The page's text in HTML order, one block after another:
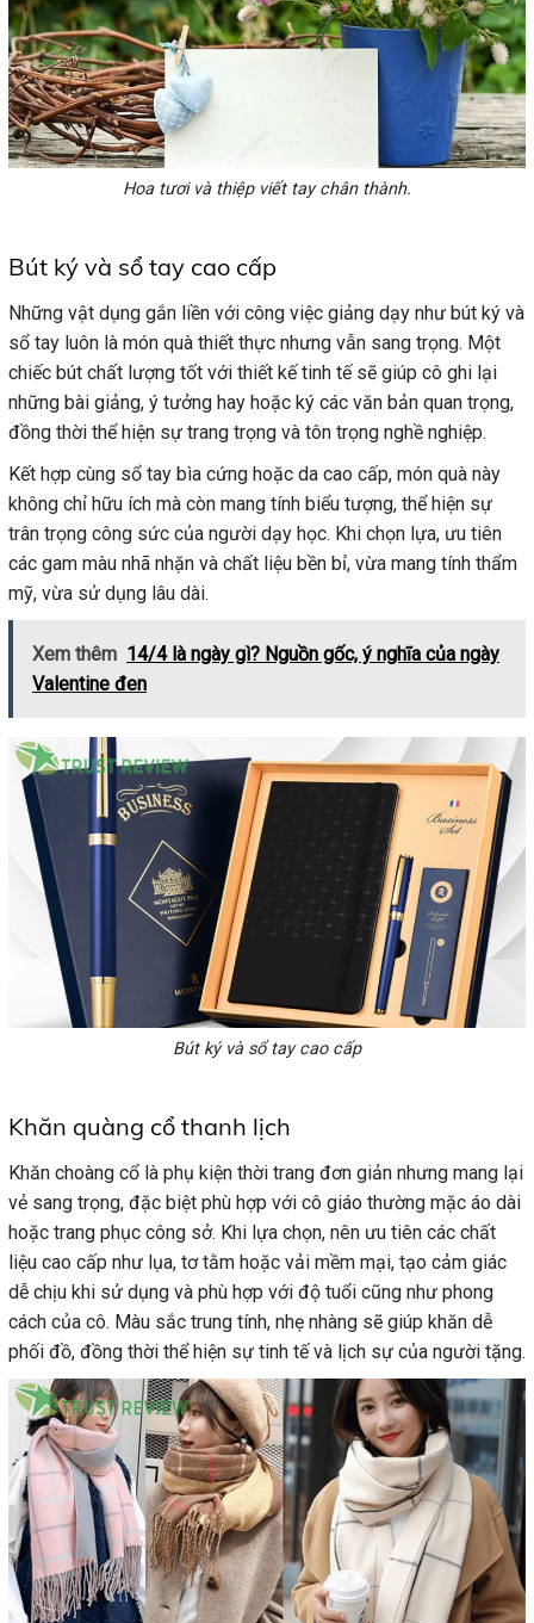
Hoa tươi và thiệp viết tay chân thành.
Bút ký và sổ tay cao cấp
Những vật dụng gắn liền với công việc giảng dạy như bút ký và
sổ tay luôn là món quà thiết thực nhưng vẫn sang trọng. Một
chiếc bút chất lượng tốt với thiết kế tinh tế sẽ giúp cô ghi lại
những bài giảng, ý tưởng hay hoặc ký các văn bản quan trọng,
đồng thời thể hiện sự trang trọng và tôn trọng nghề nghiệp.
Kết hợp cùng sổ tay bìa cứng hoặc da cao cấp, món quà này
không chỉ hữu ích mà còn mang tính biểu tượng, thể hiện sự
trân trọng công sức của người dạy học. Khi chọn lựa, ưu tiên
các gam màu nhã nhặn và chất liệu bền bỉ, vừa mang tính thẩm
mỹ, vừa sử dụng lâu dài.
Xem thêm 14/4 là ngày gì? Nguồn gốc, ý nghĩa của ngày
Valentine đen
Bút ký và sổ tay cao cấp
Khăn quàng cổ thanh lịch
Khăn choàng cổ là phụ kiện thời trang đơn giản nhưng mang lại
vẻ sang trọng, đặc biệt phù hợp với cô giáo thường mặc áo dài
hoặc trang phục công sở. Khi lựa chọn, nên ưu tiên các chất
liệu cao cấp như lụa, tơ tằm hoặc vải mềm mại, tạo cảm giác
dễ chịu khi sử dụng và phù hợp với độ tuổi cũng như phong
cách của cô. Màu sắc trung tính, nhẹ nhàng sẽ giúp khăn dễ
phối đồ, đồng thời thể hiện sự tinh tế và lịch sự của người tặng.